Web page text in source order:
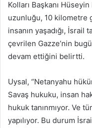
Kolları Başkanı
uzunluğu, 10 kilometre
insanın yaşadığı, İsrail
çevrilen Gazze’nin
devam ettiğini belirtti.
Uysal, “Netanyahu
Savaş hukuku, insan
hukuk tanınmıyor. Ve
yapılıyor. Bu durum